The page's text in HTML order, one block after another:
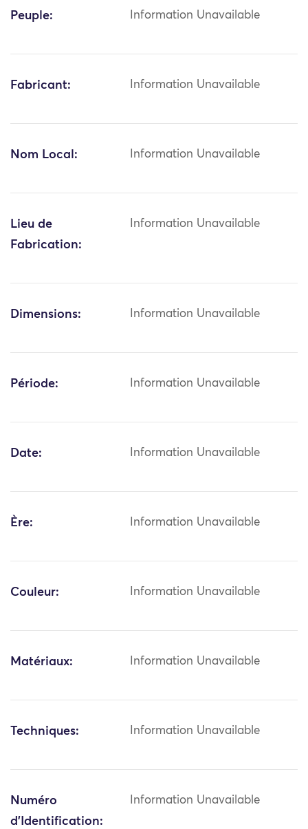
Peuple: Information Unavailable
Fabricant: Information Unavailable
Nom Local: Information Unavailable
Lieu de
Fabrication:
Information Unavailable
Dimensions: Information Unavailable
Période: Information Unavailable
Date: Information Unavailable
Ère: Information Unavailable
Couleur: Information Unavailable
Matériaux: Information Unavailable
Techniques: Information Unavailable
Numéro
d'Identification:
Information Unavailable